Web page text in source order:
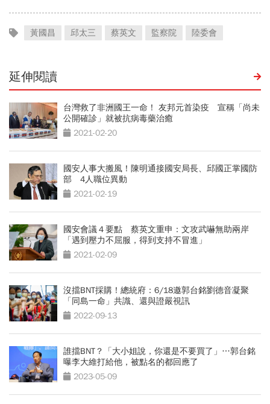
黃國昌 邱太三 蔡英文 監察院 陸委會
延伸閱讀
台灣救了非洲國王一命！ 友邦元首染疫 宣稱「尚未
公開確診」就被抗病毒藥治癒
2021-02-20
國安人事大搬風！陳明通接國安局長、邱國正掌國防
部 4人職位異動
2021-02-19
國安會議４要點 蔡英文重申：文攻武嚇無助兩岸
「遇到壓力不屈服，得到支持不冒進」
2021-02-09
沒擋BNT採購！總統府：6/18邀郭台銘劉德音凝聚
「同島一命」共識、還與證嚴視訊
2022-09-13
誰擋BNT？「大小姐說，你還是不要買了」…郭台銘
曝李大維打給他，被點名的都回應了
2023-05-09